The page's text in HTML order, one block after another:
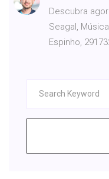
Descubra
Seagal,
Espinho,